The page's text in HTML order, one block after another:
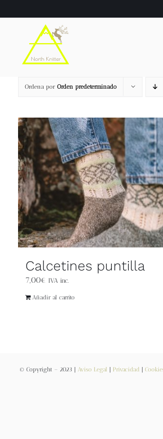
al
Ordena por Orden predeterminado
Calcetines puntilla
7,00€ IVA inc.
Añadir al carrito
© Copyright – 2023 | Aviso Legal Privacidad